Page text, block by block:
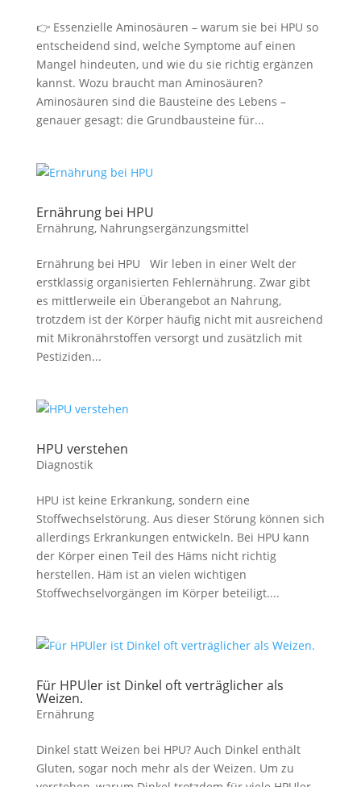
👉 Essenzielle Aminosäuren – warum sie bei HPU so
entscheidend sind, welche Symptome auf einen
Mangel hindeuten, und wie du sie richtig ergänzen
kannst. Wozu braucht man Aminosäuren?
Aminosäuren sind die Bausteine des Lebens –
genauer gesagt: die Grundbausteine für...
Ernährung bei HPU
Ernährung, Nahrungsergänzungsmittel
Ernährung bei HPU Wir leben in einer Welt der
erstklassig organisierten Fehlernährung. Zwar gibt
es mittlerweile ein Überangebot an Nahrung,
trotzdem ist der Körper häufig nicht mit ausreichend
mit Mikronährstoffen versorgt und zusätzlich mit
Pestiziden...
HPU verstehen
Diagnostik
HPU ist keine Erkrankung, sondern eine
Stoffwechselstörung. Aus dieser Störung können sich
allerdings Erkrankungen entwickeln. Bei HPU kann
der Körper einen Teil des Häms nicht richtig
herstellen. Häm ist an vielen wichtigen
Stoffwechselvorgängen im Körper beteiligt....
Für HPUler ist Dinkel oft verträglicher als
Weizen.
Ernährung
Dinkel statt Weizen bei HPU? Auch Dinkel enthält
Gluten, sogar noch mehr als der Weizen. Um zu